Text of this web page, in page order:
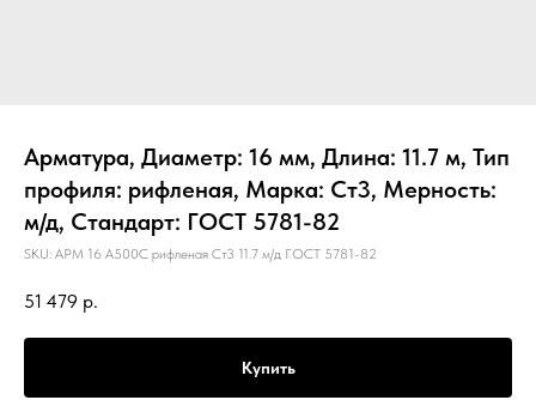
Арматура, Диаметр: 16 мм, Длина: 11.7 м, Тип
профиля: рифленая, Марка: Ст3, Мерность:
м/д, Стандарт: ГОСТ 5781-82
SKU: АРМ 16 А500С рифленая Ст3 11.7 м/д ГОСТ 5781-82
51 479 р.
Купить